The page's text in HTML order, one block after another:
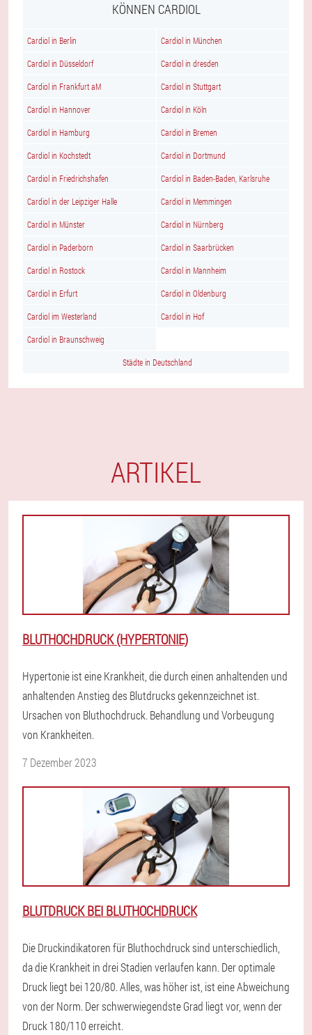
KÖNNEN CARDIOL
Cardiol in Berlin Cardiol in München
Cardiol in Düsseldorf Cardiol in dresden
Cardiol in Frankfurt aM Cardiol in Stuttgart
Cardiol in Hannover Cardiol in Köln
Cardiol in Hamburg Cardiol in Bremen
Cardiol in Kochstedt Cardiol in Dortmund
Cardiol in Friedrichshafen Cardiol in Baden-Baden, Karlsruhe
Cardiol in der Leipziger Halle Cardiol in Memmingen
Cardiol in Münster Cardiol in Nürnberg
Cardiol in Paderborn Cardiol in Saarbrücken
Cardiol in Rostock Cardiol in Mannheim
Cardiol in Erfurt Cardiol in Oldenburg
Cardiol im Westerland Cardiol in Hof
Cardiol in Braunschweig
Städte in Deutschland
ARTIKEL
BLUTHOCHDRUCK (HYPERTONIE)
Hypertonie ist eine Krankheit, die durch einen anhaltenden und
anhaltenden Anstieg des Blutdrucks gekennzeichnet ist.
Ursachen von Bluthochdruck. Behandlung und Vorbeugung
von Krankheiten.
7 Dezember 2023
BLUTDRUCK BEI BLUTHOCHDRUCK
Die Druckindikatoren für Bluthochdruck sind unterschiedlich,
da die Krankheit in drei Stadien verlaufen kann. Der optimale
Druck liegt bei 120/80. Alles, was höher ist, ist eine Abweichung
von der Norm. Der schwerwiegendste Grad liegt vor, wenn der
Druck 180/110 erreicht.